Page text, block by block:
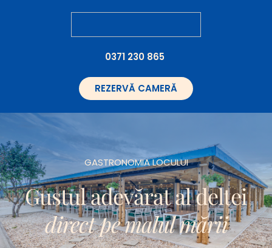
0371 230 865
REZERVĂ CAMERĂ
GASTRONOMIA LOCULUI
Gustul adevărat al deltei
direct pe malul mării